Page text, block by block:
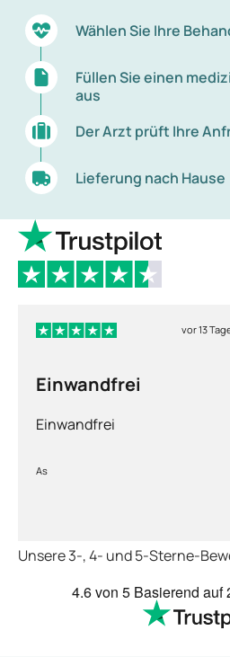
Wählen Sie Ihre
Füllen Sie einen
aus
Der Arzt prüft Ihre
Lieferung nach Hause
vor 13
Einwandfrei
Einwandfrei
As
Unsere 3-, 4- und 5-Sterne-
4.6von 5 Basierend auf